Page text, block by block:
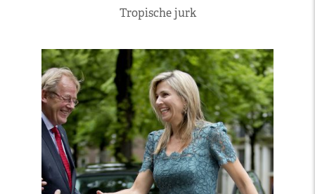
Tropische jurk